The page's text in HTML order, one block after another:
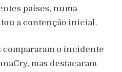
países, numa
a contenção inicial.
o incidente
mas destacaram